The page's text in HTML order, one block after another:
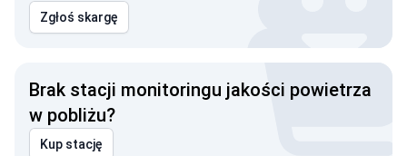
Zgłoś skargę
Brak stacji monitoringu jakości powietrza
w pobliżu?
Kup stację